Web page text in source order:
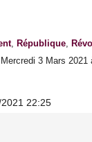
, République,
3 Mars
22:25